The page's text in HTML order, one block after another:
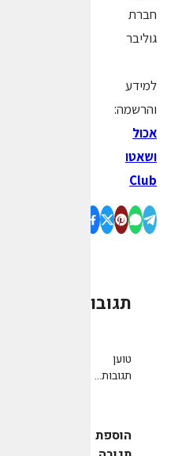
חברת
גוליבר
למידע
והרשמה:
אכול
ושאטו
Club
תגובות
טוען
תגובות...
הוספת